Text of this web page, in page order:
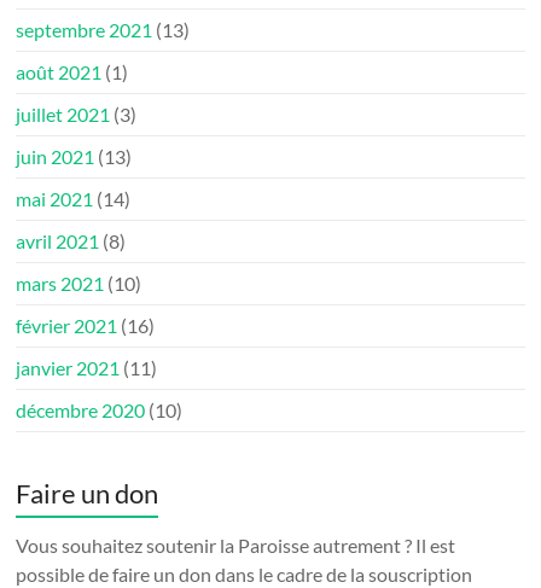
septembre 2021 (13)
août 2021 (1)
juillet 2021 (3)
juin 2021 (13)
mai 2021 (14)
avril 2021 (8)
mars 2021 (10)
février 2021 (16)
janvier 2021 (11)
décembre 2020 (10)
Faire un don
Vous souhaitez soutenir la Paroisse autrement ? Il est
possible de faire un don dans le cadre de la souscription